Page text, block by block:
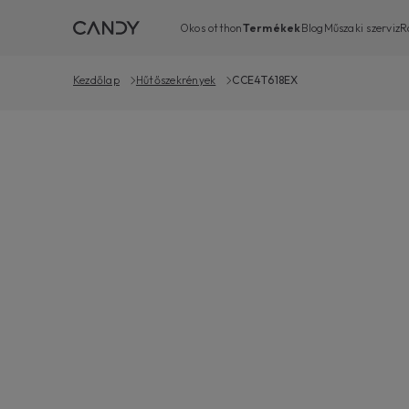
Okos otthonTermékek Blog Műszaki szerviz
Kezdőlap Hűtőszekrények CCE4T618EX